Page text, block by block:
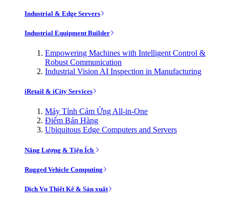
Industrial & Edge Servers
Industrial Equipment Builder
Empowering Machines with Intelligent Control &
Robust Communication
Industrial Vision AI Inspection in Manufacturing
iRetail & iCity Services
Máy Tính Cảm Ứng All-in-One
Điểm Bán Hàng
Ubiquitous Edge Computers and Servers
Năng Lượng & Tiện Ích
Rugged Vehicle Computing
Dịch Vụ Thiết Kế & Sản xuất